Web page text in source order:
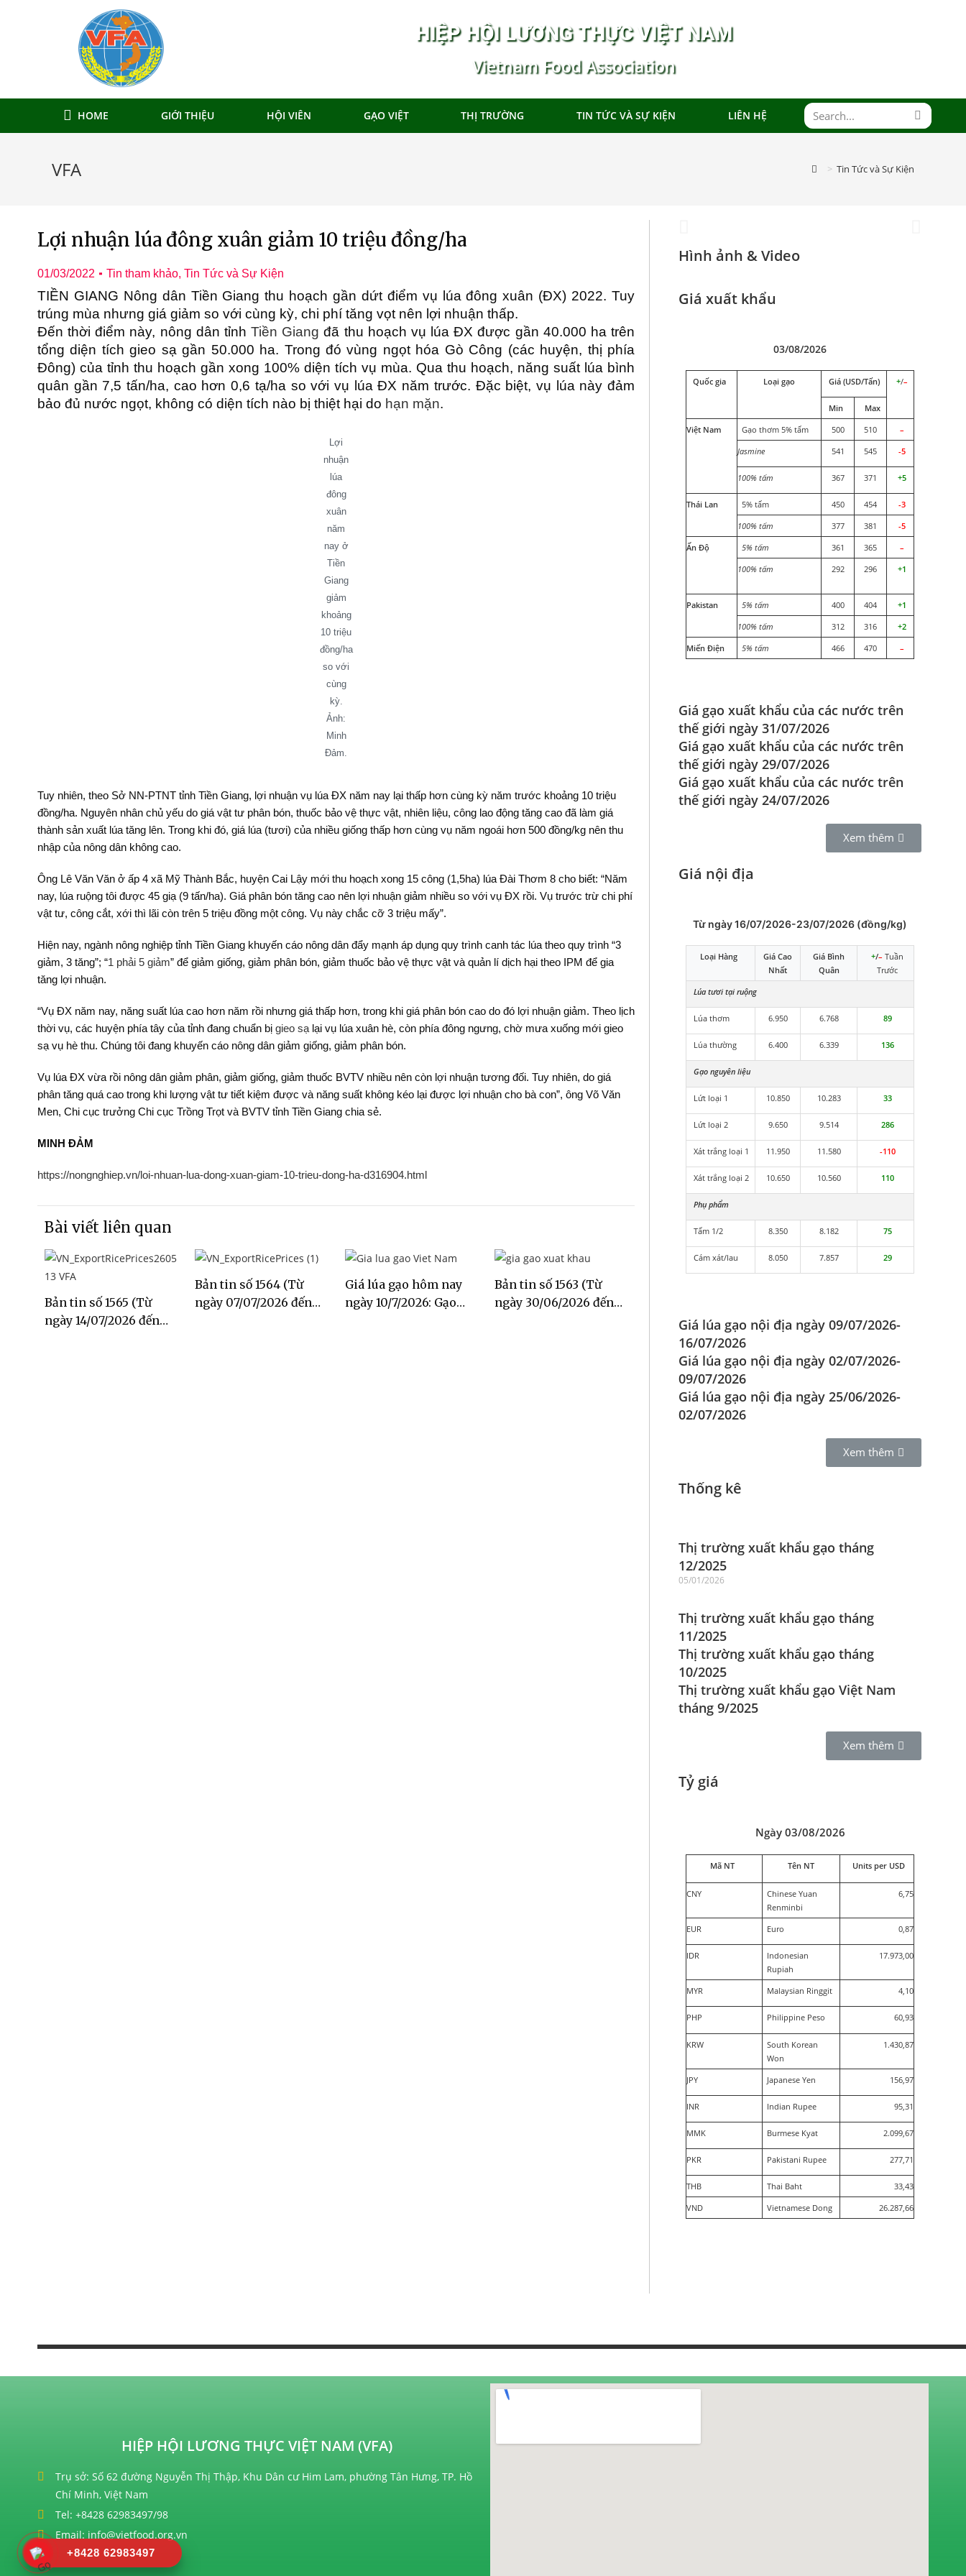
HIỆP HỘI LƯƠNG THỰC VIỆT NAM
Vietnam Food Association
HOME GIỚI THIỆU HỘI VIÊN GẠO VIỆT THỊ TRƯỜNG TIN TỨC VÀ SỰ KIỆN LIÊN HỆ
VFA > Tin Tức và Sự Kiện
Lợi nhuận lúa đông xuân giảm 10 triệu đồng/ha
01/03/2022 Tin tham khảo, Tin Tức và Sự Kiện
TIỀN GIANG Nông dân Tiền Giang thu hoạch gần dứt điểm vụ lúa đông xuân (ĐX) 2022. Tuy
trúng mùa nhưng giá giảm so với cùng kỳ, chi phí tăng vọt nên lợi nhuận thấp.
Đến thời điểm này, nông dân tỉnhTiền Giang đã thu hoạch vụ lúa ĐX được gần 40.000 ha trên
tổng diện tích gieo sạ gần 50.000 ha. Trong đó vùng ngọt hóa Gò Công (các huyện, thị phía
Đông) của tỉnh thu hoạch gần xong 100% diện tích vụ mùa. Qua thu hoạch, năng suất lúa bình
quân gần 7,5 tấn/ha, cao hơn 0,6 tạ/ha so với vụ lúa ĐX năm trước. Đặc biệt, vụ lúa này đảm
bảo đủ nước ngọt, không có diện tích nào bị thiệt hại do hạn mặn.
Lợi
nhuận
lúa
đông
xuân
năm
nay ở
Tiền
Giang
giảm
khoảng
10 triệu
đồng/ha
so với
cùng
kỳ.
Ảnh:
Minh
Đảm.
Tuy nhiên, theo Sở NN-PTNT tỉnh Tiền Giang, lợi nhuận vụ lúa ĐX năm nay lại thấp hơn cùng kỳ năm trước khoảng 10 triệu
đồng/ha. Nguyên nhân chủ yếu do giá vật tư phân bón, thuốc bảo vệ thực vật, nhiên liệu, công lao động tăng cao đã làm giá
thành sản xuất lúa tăng lên. Trong khi đó, giá lúa (tươi) của nhiều giống thấp hơn cùng vụ năm ngoái hơn 500 đồng/kg nên thu
nhập của nông dân không cao.
Ông Lê Văn Văn ở ấp 4 xã Mỹ Thành Bắc, huyện Cai Lậy mới thu hoạch xong 15 công (1,5ha) lúa Đài Thơm 8 cho biết: “Năm
nay, lúa ruộng tôi được 45 giạ (9 tấn/ha). Giá phân bón tăng cao nên lợi nhuận giảm nhiều so với vụ ĐX rồi. Vụ trước trừ chi phí
vật tư, công cắt, xới thì lãi còn trên 5 triệu đồng một công. Vụ này chắc cỡ 3 triệu mấy”.
Hiện nay, ngành nông nghiệp tỉnh Tiền Giang khuyến cáo nông dân đẩy mạnh áp dụng quy trình canh tác lúa theo quy trình “3
giảm, 3 tăng”; “1 phải 5 giảm” để giảm giống, giảm phân bón, giảm thuốc bảo vệ thực vật và quản lí dịch hại theo IPM để gia
tăng lợi nhuận.
“Vụ ĐX năm nay, năng suất lúa cao hơn năm rồi nhưng giá thấp hơn, trong khi giá phân bón cao do đó lợi nhuận giảm. Theo lịch
thời vụ, các huyện phía tây của tỉnh đang chuẩn bị gieo sạ lại vụ lúa xuân hè, còn phía đông ngưng, chờ mưa xuống mới gieo
sạ vụ hè thu. Chúng tôi đang khuyến cáo nông dân giảm giống, giảm phân bón.
Vụ lúa ĐX vừa rồi nông dân giảm phân, giảm giống, giảm thuốc BVTV nhiều nên còn lợi nhuận tương đối. Tuy nhiên, do giá
phân tăng quá cao trong khi lượng vật tư tiết kiệm được và năng suất không kéo lại được lợi nhuận cho bà con”, ông Võ Văn
Men, Chi cục trưởng Chi cục Trồng Trọt và BVTV tỉnh Tiền Giang chia sẻ.
MINH ĐẢM
https://nongnghiep.vn/loi-nhuan-lua-dong-xuan-giam-10-trieu-dong-ha-d316904.html
Bài viết liên quan
Bản tin số 1565 (Từ
ngày 14/07/2026 đến
Bản tin số 1564 (Từ
ngày 07/07/2026 đến
Giá lúa gạo hôm nay
ngày 10/7/2026: Gạo
Bản tin số 1563 (Từ
ngày 30/06/2026 đến
Đoàn Xúc tiến
Thương mại
tại Hong Kong
Hình ảnh & Video
Giá xuất khẩu
03/08/2026
Quốc gia Loại gạo Giá (USD/Tấn) +/–
Min
Max
Việt Nam
Gạo thơm 5% tấm 500 510
–
Jasmine
541 545 -5
100% tấm 367 371 +5
Thái Lan 5% tấm 450 454
-3
100% tấm
377 381
-5
Ấn Độ
5% tấm 361 365
–
100% tấm
292 296 +1
Pakistan 5% tấm 400 404
+1
100% tấm
312 316
+2
Miến Điện
5% tấm 466 470 –
Giá gạo xuất khẩu của các nước trên
thế giới ngày 31/07/2026
Giá gạo xuất khẩu của các nước trên
thế giới ngày 29/07/2026
Giá gạo xuất khẩu của các nước trên
thế giới ngày 24/07/2026
Xem thêm
Giá nội địa
Từ ngày 16/07/2026-23/07/2026 (đồng/kg)
Loại Hàng
Giá Cao
Nhất
Giá Bình
Quân
+/– Tuần
Trước
Lúa tươi tại ruộng
Lúa thơm 6.950 6.768 89
Lúa thường 6.400 6.339 136
Gạo nguyên liệu
Lứt loại 1 10.850 10.283 33
Lứt loại 2 9.650 9.514 286
Xát trắng loại 1 11.950 11.580 -110
Xát trắng loại 2 10.650 10.560 110
Phụ phẩm
Tấm 1/2 8.350 8.182 75
Cám xát/lau 8.050 7.857 29
Giá lúa gạo nội địa ngày 09/07/2026-
16/07/2026
Giá lúa gạo nội địa ngày 02/07/2026-
09/07/2026
Giá lúa gạo nội địa ngày 25/06/2026-
02/07/2026
Xem thêm
Thống kê
Thị trường xuất khẩu gạo tháng
12/2025
05/01/2026
Thị trường xuất khẩu gạo tháng
11/2025
Thị trường xuất khẩu gạo tháng
10/2025
Thị trường xuất khẩu gạo Việt Nam
tháng 9/2025
Xem thêm
Tỷ giá
Ngày 03/08/2026
Mã NT Tên NT Units per USD
CNY
Chinese Yuan
Renminbi
6,75
EUR Euro 0,87
IDR
Indonesian
Rupiah
17.973,00
MYR Malaysian Ringgit 4,10
PHP Philippine Peso 60,93
KRW
South Korean
Won
1.430,87
JPY Japanese Yen 156,97
INR Indian Rupee 95,31
MMK Burmese Kyat 2.099,67
PKR Pakistani Rupee 277,71
THB Thai Baht
33,43
VND
Vietnamese Dong 26.287,66
HIỆP HỘI LƯƠNG THỰC VIỆT NAM (VFA)
Trụ sở: Số 62 đường Nguyễn Thị Thập, Khu Dân cư Him Lam, phường Tân Hưng, TP. Hồ
Chí Minh, Việt Nam
Tel: +8428 62983497/98
Email: info@vietfood.org.vn
+8428 62983497